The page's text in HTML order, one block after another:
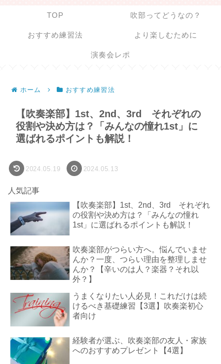
TOP 吹部ってどうなの？
おすすめ練習法 より楽しむために
演奏会レポ
ホーム おすすめ練習法
【吹奏楽部】1st、2nd、3rd それぞれの
役割や決め方は？「みんなの憧れ1st」に
選ばれるポイントも解説！
2024.05.19 2024.05.13
人気記事
【吹奏楽部】1st、2nd、3rd それぞれ
の役割や決め方は？「みんなの憧れ
1st」に選ばれるポイントも解説！
吹奏楽部がつらい方へ。悩んでいませ
んか？一度、つらい理由を整理しませ
んか？【辛いのは人？楽器？それ以
外？】
うまくなりたい人必見！これだけは続
けるべき基礎練習【3選】吹奏楽初心
者向け
経験者が選ぶ、吹奏楽部の友人・家族
へのおすすめプレゼント【4選】